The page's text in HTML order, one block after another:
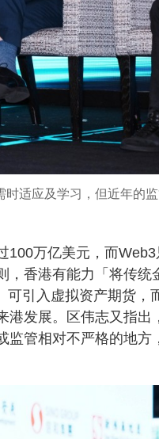
适应及学习，但近年的
100万亿美元，而
香港有能力「将传统
引入虚拟资产期货，
发展。区伟志又指出
管相对不严格的地方